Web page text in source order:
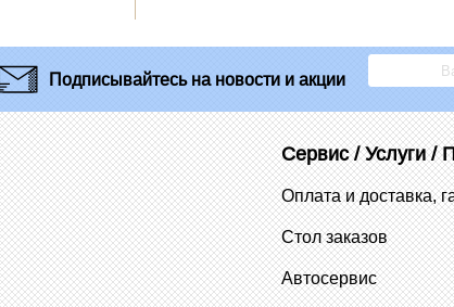
Подписывайтесьна новости и акции
Сервис / Услуги /
Оплата и доставка,
Стол заказов
Автосервис